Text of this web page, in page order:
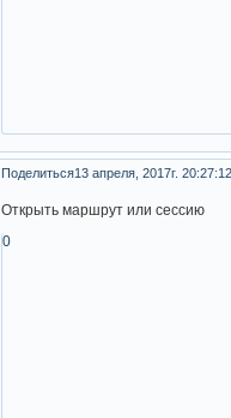
Поделиться13 апреля, 2017г. 20:27:12
Открыть маршрут или сессию
0